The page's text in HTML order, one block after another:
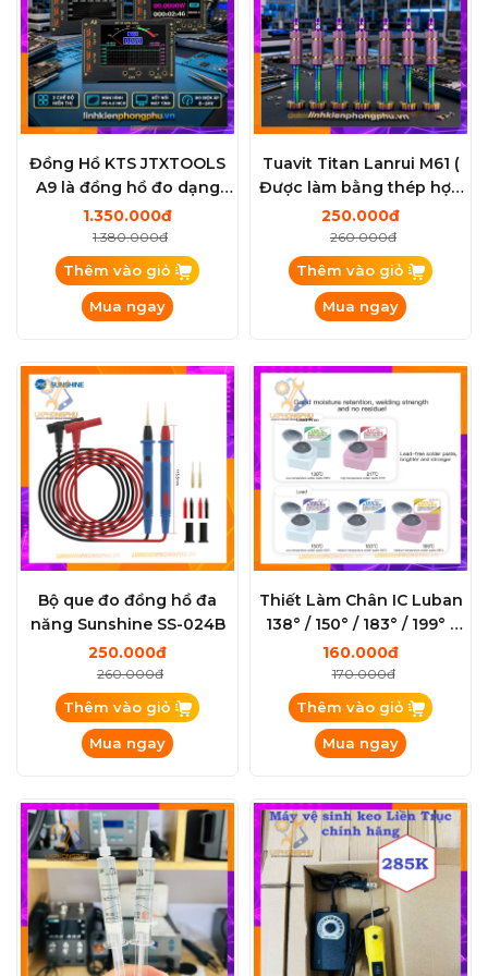
Đồng Hồ KTS JTXTOOLS
A9 là đồng hồ đo dạng
sóng đa năng (Waveform
Multi-function Meter)
1.350.000đ
1.380.000đ
Thêm vào giỏ
Mua ngay
Tuavit Titan Lanrui M61 (
Được làm bằng thép hợp
kim S2 )
250.000đ
260.000đ
Thêm vào giỏ
Mua ngay
Bộ que đo đồng hồ đa
năng Sunshine SS-024B
250.000đ
260.000đ
Thêm vào giỏ
Mua ngay
Thiết Làm Chân IC Luban
138° / 150° / 183° / 199° /
217°
160.000đ
170.000đ
Thêm vào giỏ
Mua ngay